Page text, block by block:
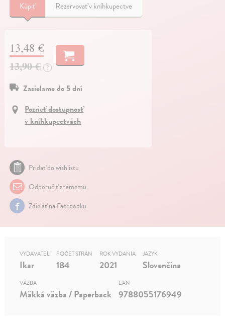
Kúpiť Rezervovať v kníhkupectve
13,48 €
13,90 € ?
Zasielame do 5 dní
Pozrieť dostupnosť
v kníhkupectvách
Pridať do wishlistu
Odporučiť známemu
Zdielať na Facebooku
VYDAVATEĽ
Ikar
POČET STRÁN
184
ROK VYDANIA
2021
JAZYK
Slovenčina
VÄZBA
Mäkká väzba / Paperback
EAN
9788055176949